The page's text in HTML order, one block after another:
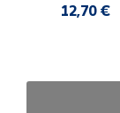
12,70 €